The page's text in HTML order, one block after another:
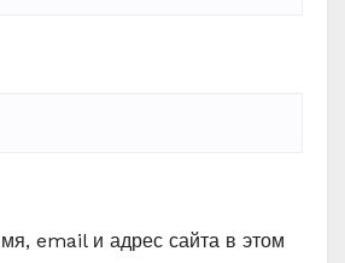
email и адрес сайта в этом